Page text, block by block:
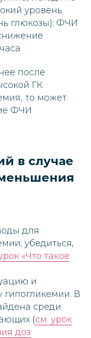
уровень
глюкозы): ФЧИ
после
ГК
то может
ФЧИ
в случае
для
убедиться,
«Что такое
и
В
среди
(см. урок
доз